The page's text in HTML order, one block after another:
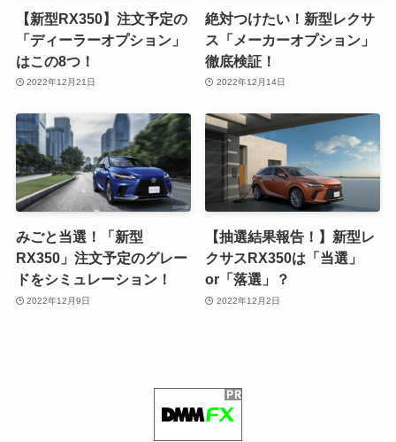
【新型RX350】注文予定の
「ディーラーオプション」
はこの8つ！
2022年12月21日
絶対つけたい！新型レクサ
ス「メーカーオプション」
徹底検証！
2022年12月14日
みごと当選！「新型
RX350」注文予定のグレー
ドをシミュレーション！
2022年12月9日
【抽選結果報告！】新型レ
クサスRX350は「当選」
or「落選」？
2022年12月2日